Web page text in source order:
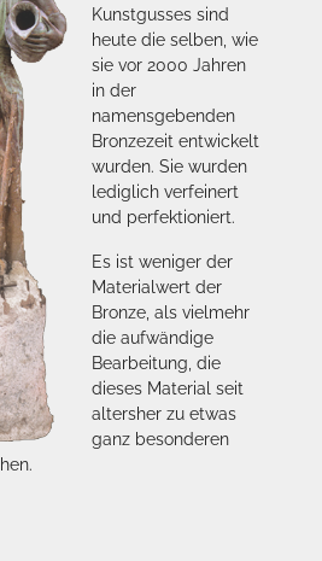
Kunstgusses sind
heute die selben, wie
sie vor 2000 Jahren
in der
namensgebenden
Bronzezeit entwickelt
wurden. Sie wurden
lediglich verfeinert
und perfektioniert.
Es ist weniger der
Materialwert der
Bronze, als vielmehr
die aufwändige
Bearbeitung, die
dieses Material seit
altersher zu etwas
ganz besonderen